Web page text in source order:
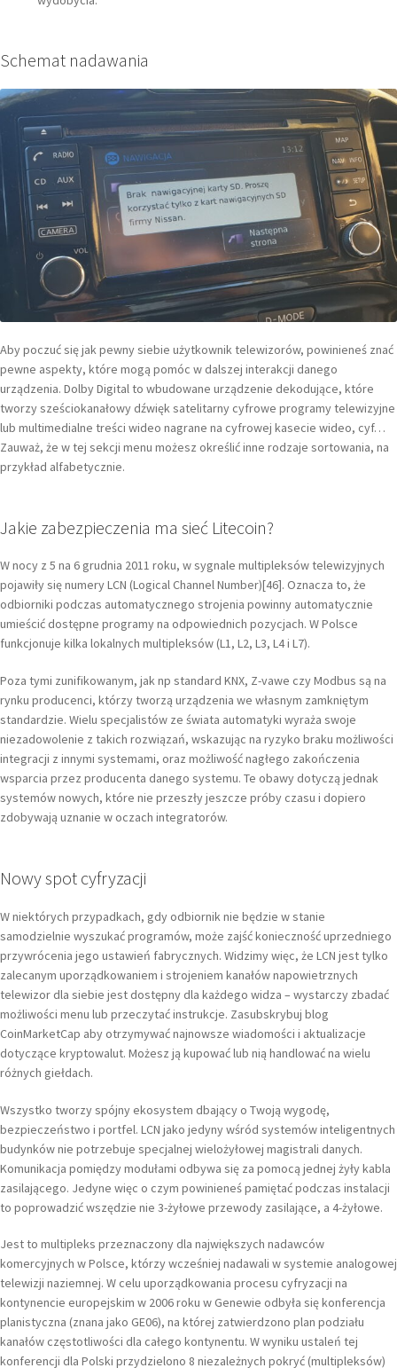
Schemat nadawania
Aby poczuć się jak pewny siebie użytkownik telewizorów, powinieneś znać
pewne aspekty, które mogą pomóc w dalszej interakcji danego
urządzenia. Dolby Digital to wbudowane urządzenie dekodujące, które
tworzy sześciokanałowy dźwięk satelitarny cyfrowe programy telewizyjne
lub multimedialne treści wideo nagrane na cyfrowej kasecie wideo, cyf…
Zauważ, że w tej sekcji menu możesz określić inne rodzaje sortowania, na
przykład alfabetycznie.
Jakie zabezpieczenia ma sieć Litecoin?
W nocy z 5 na 6 grudnia 2011 roku, w sygnale multipleksów telewizyjnych
pojawiły się numery LCN (Logical Channel Number)[46]. Oznacza to, że
odbiorniki podczas automatycznego strojenia powinny automatycznie
umieścić dostępne programy na odpowiednich pozycjach. W Polsce
funkcjonuje kilka lokalnych multipleksów (L1, L2, L3, L4 i L7).
Poza tymi zunifikowanym, jak np standard KNX, Z-vawe czy Modbus są na
rynku producenci, którzy tworzą urządzenia we własnym zamkniętym
standardzie. Wielu specjalistów ze świata automatyki wyraża swoje
niezadowolenie z takich rozwiązań, wskazując na ryzyko braku możliwości
integracji z innymi systemami, oraz możliwość nagłego zakończenia
wsparcia przez producenta danego systemu. Te obawy dotyczą jednak
systemów nowych, które nie przeszły jeszcze próby czasu i dopiero
zdobywają uznanie w oczach integratorów.
Nowy spot cyfryzacji
W niektórych przypadkach, gdy odbiornik nie będzie w stanie
samodzielnie wyszukać programów, może zajść konieczność uprzedniego
przywrócenia jego ustawień fabrycznych. Widzimy więc, że LCN jest tylko
zalecanym uporządkowaniem i strojeniem kanałów napowietrznych
telewizor dla siebie jest dostępny dla każdego widza – wystarczy zbadać
możliwości menu lub przeczytać instrukcje. Zasubskrybuj blog
CoinMarketCap aby otrzymywać najnowsze wiadomości i aktualizacje
dotyczące kryptowalut. Możesz ją kupować lub nią handlować na wielu
różnych giełdach.
Wszystko tworzy spójny ekosystem dbający o Twoją wygodę,
bezpieczeństwo i portfel. LCN jako jedyny wśród systemów inteligentnych
budynków nie potrzebuje specjalnej wielożyłowej magistrali danych.
Komunikacja pomiędzy modułami odbywa się za pomocą jednej żyły kabla
zasilającego. Jedyne więc o czym powinieneś pamiętać podczas instalacji
to poprowadzić wszędzie nie 3-żyłowe przewody zasilające, a 4-żyłowe.
Jest to multipleks przeznaczony dla największych nadawców
komercyjnych w Polsce, którzy wcześniej nadawali w systemie analogowej
telewizji naziemnej. W celu uporządkowania procesu cyfryzacji na
kontynencie europejskim w 2006 roku w Genewie odbyła się konferencja
planistyczna (znana jako GE06), na której zatwierdzono plan podziału
kanałów częstotliwości dla całego kontynentu. W wyniku ustaleń tej
konferencji dla Polski przydzielono 8 niezależnych pokryć (multipleksów)